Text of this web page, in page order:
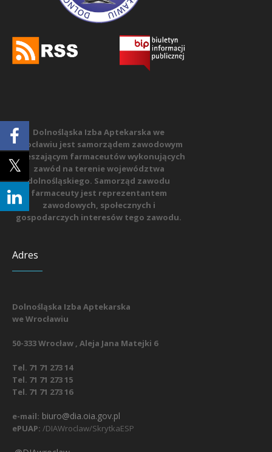
Dolnośląska Izba Aptekarska we
Wrocławiu jest samorządem zawodowym
zrzeszającym farmaceutów wykonujących
zawód na terenie województwa
dolnośląskiego. Samorząd zawodu
farmaceuty jest reprezentantem
zawodowych, społecznych i
gospodarczych interesów tego zawodu.
Adres
Dolnośląska Izba Aptekarska
we Wrocławiu
50-333 Wrocław , Aleja Jana Matejki 6
Tel. 71 71 273 14
Tel. 71 71 273 15
Tel. 71 71 273 16
e-mail: biuro@dia.oia.gov.pl
ePUAP: /DIAWroclaw/SkrytkaESP